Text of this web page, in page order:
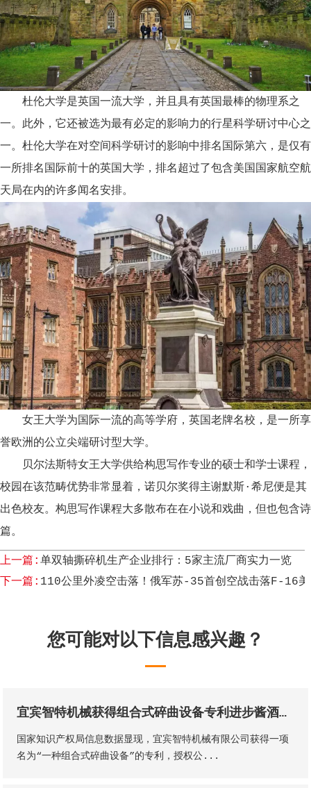
杜伦大学是英国一流大学，并且具有英国最棒的物理系之
一。此外，它还被选为最有必定的影响力的行星科学研讨中心之
一。杜伦大学在对空间科学研讨的影响中排名国际第六，是仅有
一所排名国际前十的英国大学，排名超过了包含美国国家航空航
天局在内的许多闻名安排。
女王大学为国际一流的高等学府，英国老牌名校，是一所享
誉欧洲的公立尖端研讨型大学。
贝尔法斯特女王大学供给构思写作专业的硕士和学士课程，
校园在该范畴优势非常显着，诺贝尔奖得主谢默斯·希尼便是其
出色校友。构思写作课程大多散布在在小说和戏曲，但也包含诗
篇。
上一篇: 单双轴撕碎机生产企业排行：5家主流厂商实力一览
下一篇: 110公里外凌空击落！俄军苏-35首创空战击落F-16美
您可能对以下信息感兴趣？
宜宾智特机械获得组合式碎曲设备专利进步酱酒出产的质量和出产功率
国家知识产权局信息数据显现，宜宾智特机械有限公司获得一项
名为“一种组合式碎曲设备”的专利，授权公...